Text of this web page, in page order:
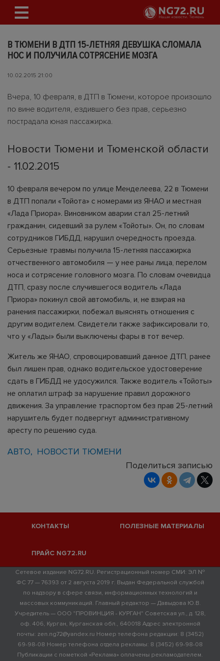
В ТЮМЕНИ В ДТП 15-ЛЕТНЯЯ ДЕВУШКА СЛОМАЛА
НОС И ПОЛУЧИЛА СОТРЯСЕНИЕ МОЗГА
10.02.2015 21:00
Вчера, 10 февраля, в ДТП в Тюмени, которое произошло
по вине водителя, ездившего без прав, серьезно
пострадала юная пассажирка.
Новости Тюмени и Тюменской области
- 11.02.2015
10 февраля вечером по улице Менделеева, 22 в Тюмени
в ДТП попали «Тойота» с номерами из ЯНАО и местная
«Лада Приора». Виновником аварии стал 25-летний
гражданин, сидевший за рулем «Тойоты». Он, по словам
сотрудников ГИБДД, нарушил очередность проезда.
Серьезные травмы получила 15-летняя пассажирка
отчественного автомобиля — у нее раны лица, перелом
носа и сотрясение головного мозга. По словам очевидца
ДТП, сразу после случившегося водитель «Лада
Приора» покинул свой автомобиль, и, не взирая на
ранения пассажирки, побежал выяснять отношения с
другим водителем. Свидетели также зафиксировали то,
что у «Лады» были выключены фары в тот вечер.
Житель же ЯНАО, спровоцировавший данное ДТП, ранее
был лишен прав, однако водительское удостоверение
сдать в ГИБДД не удосужился. Также водитель «Тойоты»
не оплатил штраф за нарушение правил дорожного
движения. За управление траспортом без прав 25-летний
нарушитель будет подвергнут административному
аресту по решению суда.
АВТО
НОВОСТИ ТЮМЕНИ
Поделиться записью
КОНТАКТЫ ПОЛЕЗНЫЕ МАТЕРИАЛЫ
ПРАЙС NG72.RU
Сетевое издание NG72.RU. Регистрационный номер СМИ: ЭЛ №
ФС 77 — 76393 от 2 августа 2019 г. Выдан Федеральной службой
по надзору в сфере связи, информационных технологий и
массовых коммуникаций. Главный редактор — Давыдова Ю.В.
Учредитель — ООО "ПРОВИНЦИЯ - КУРГАН" Советская ул., д. 128,
оф. 406, Курган, Курганская обл., 640018 Адрес электронной
почты: zen.ng72@yandex.ru Номер телефона редакции: 8 (3452)
69-98-08 Номер телефона отдела рекламы: 8 (3452) 69-98-08
Публикации с пометкой «Реклама» оплачены рекламодателем.